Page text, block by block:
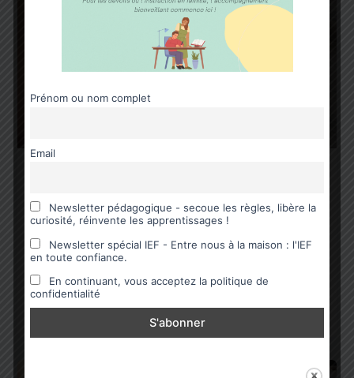
DIY – les chiffres rugueux de la
Pédagogie Montessori
Ma Bulle Happy Family/26 juillet 2024
A l’age de 2 ans, mon fils s’intéressait énormément
aux chiffres, à leur tracé et au dénombrement. Il
devenait donc
Prénom ou nom complet
Email
Newsletter pédagogique - secoue les règles, libère la
curiosité, réinvente les apprentissages !
Newsletter spécial IEF - Entre nous à la maison : l'IEF
en toute confiance.
En continuant, vous acceptez la politique de
confidentialité